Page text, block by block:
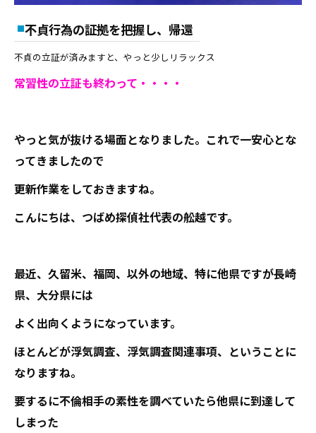
不貞行為の証拠を把握し、帰還
不貞の立証が済みますと、やっと少しリラックス
常習性の立証も終わって・・・・
やっと気が抜ける場面となりました。これで一安心とな
ってきましたので
更新作業をしておきますね。
こんにちは、つばめ探偵社代表の舩越です。
最近、久留米、福岡、以外の地域、特に他県ですが長崎
県、大分県には
よく出向くようになっています。
ほとんどが浮気調査、浮気調査関連事項、ということに
なりますね。
要するに不倫相手の素性を調べていたら他県に到達して
しまった